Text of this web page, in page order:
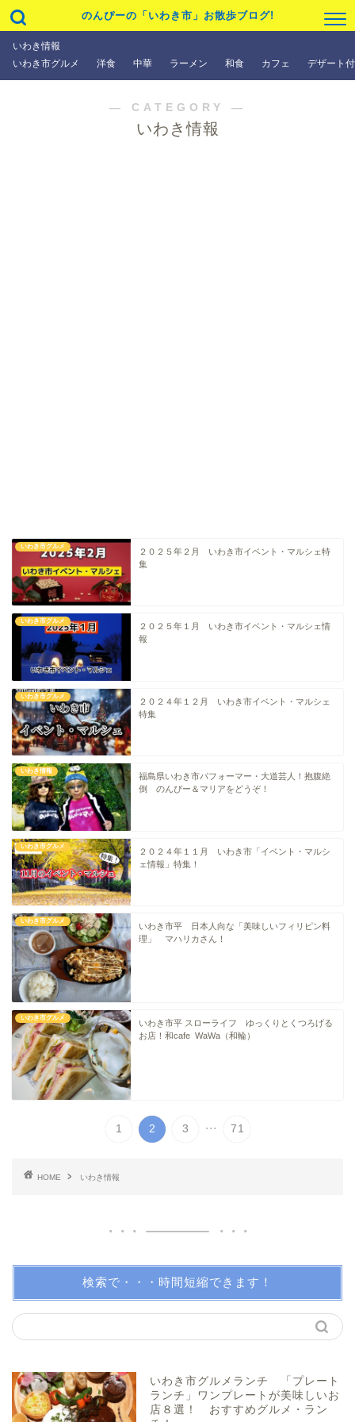
のんぴーの「いわき市」お散歩ブログ!
いわき情報
いわき市グルメ
洋食 中華 ラーメン 和食 カフェ デザート
― CATEGORY ―
いわき情報
いわき市グルメ
２０２５年２月 いわき市イベント・マルシェ特
集
いわき市グルメ
２０２５年１月 いわき市イベント・マルシェ情
報
いわき市グルメ
２０２４年１２月 いわき市イベント・マルシェ
特集
いわき情報
福島県いわき市パフォーマー・大道芸人！抱腹絶
倒 のんぴー＆マリアをどうぞ！
いわき市グルメ
２０２４年１１月 いわき市「イベント・マルシ
ェ情報」特集！
いわき市グルメ
いわき市平 日本人向な「美味しいフィリピン料
理」 マハリカさん！
いわき市グルメ
いわき市平 スローライフ ゆっくりとくつろげる
お店！和cafe WaWa（和輪）
1 2 3 ... 71
HOME いわき情報
検索で・・・時間短縮できます！
いわき市グルメランチ 「プレート
ランチ」ワンプレートが美味しいお
店８選！ おすすめグルメ・ラン
洋食
ラーメン
地域・場所
アイディアグッズ
トレンディー
美味しい所！